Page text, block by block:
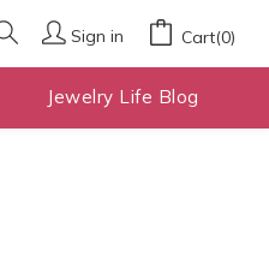
Sign in Cart(0)
Jewelry Life Blog